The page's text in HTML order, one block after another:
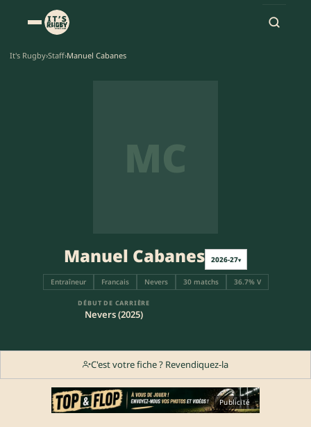
It's Rugby›Staff›Manuel Cabanes
MC
Manuel Cabanes 2026-27▾
Entraîneur Francais Nevers 30 matchs 36.7% V
DÉBUT DE CARRIÈRE
Nevers (2025)
C'est votre fiche ? Revendiquez-la
Publicité